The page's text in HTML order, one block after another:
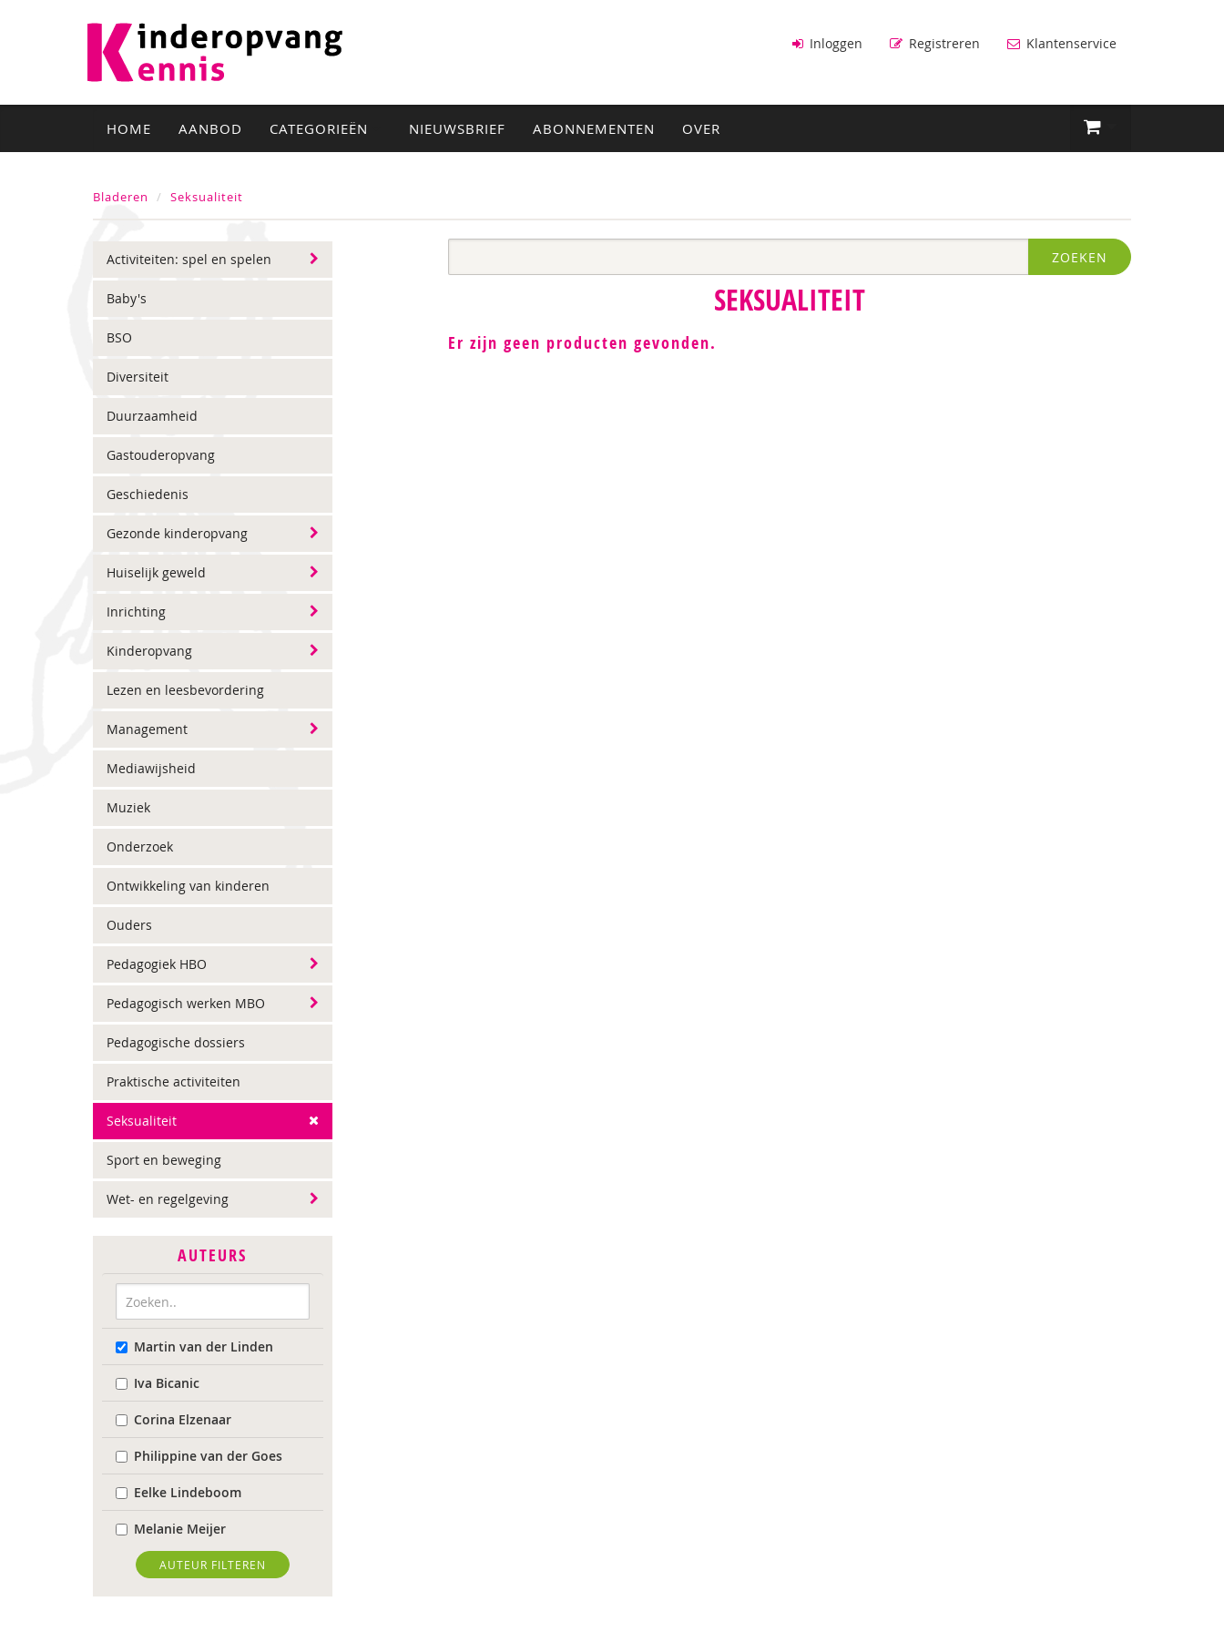
Inloggen Registreren Klantenservice
HOME AANBOD CATEGORIEËN NIEUWSBRIEF ABONNEMENTEN OVER
Bladeren Seksualiteit
Activiteiten: spel en spelen
Baby's
BSO
Diversiteit
Duurzaamheid
Gastouderopvang
Geschiedenis
Gezonde kinderopvang
Huiselijk geweld
Inrichting
Kinderopvang
Lezen en leesbevordering
Management
Mediawijsheid
Muziek
Onderzoek
Ontwikkeling van kinderen
Ouders
Pedagogiek HBO
Pedagogisch werken MBO
Pedagogische dossiers
Praktische activiteiten
Seksualiteit
Sport en beweging
Wet- en regelgeving
AUTEURS
Martin van der Linden
Iva Bicanic
Corina Elzenaar
Philippine van der Goes
Eelke Lindeboom
Melanie Meijer
Karin Middelburg
Carla van Wensen
AUTEUR FILTEREN
ZOEKEN
SEKSUALITEIT
Er zijn geen producten gevonden.